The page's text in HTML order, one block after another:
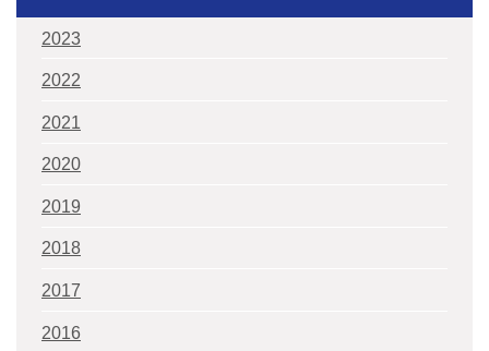
2023
2022
2021
2020
2019
2018
2017
2016